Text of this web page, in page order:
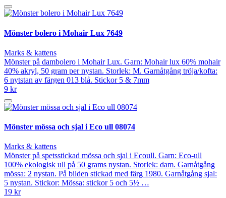
Mönster bolero i Mohair Lux 7649
Marks & kattens
Mönster på dambolero i Mohair Lux. Garn: Mohair lux 60% mohair
40% akryl, 50 gram per nystan. Storlek: M. Garnåtgång tröja/kofta:
6 nytstan av färgen 013 blå. Stickor 5 & 7mm
9 kr
Mönster mössa och sjal i Eco ull 08074
Marks & kattens
Mönster på spetsstickad mössa och sjal i Ecoull. Garn: Eco-ull
100% ekologisk ull på 50 grams nystan. Storlek: dam. Garnåtgång
mössa: 2 nystan. På bilden stickad med färg 1980. Garnåtgång sjal:
5 nystan. Stickor: Mössa: stickor 5 och 5½ …
19 kr